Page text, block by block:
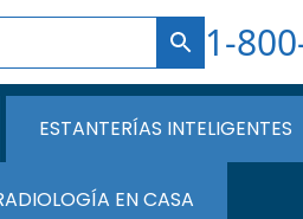
1-
ESTANTERÍAS INTELIGENTES
EN CASA